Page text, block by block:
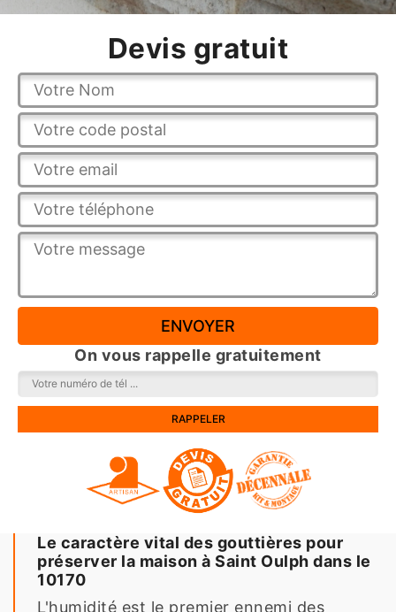
Devis gratuit
On vous rappelle gratuitement
Le caractère vital des gouttières pour
préserver la maison à Saint Oulph dans le
10170
L'humidité est le premier ennemi des